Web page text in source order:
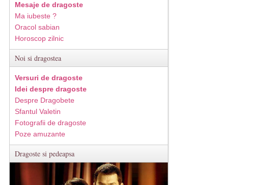
Mesaje de dragoste
Ma iubeste ?
Oracol sabian
Horoscop zilnic
Noi si dragostea
Versuri de dragoste
Idei despre dragoste
Despre Dragobete
Sfantul Valetin
Fotografii de dragoste
Poze amuzante
Dragoste si pedeapsa